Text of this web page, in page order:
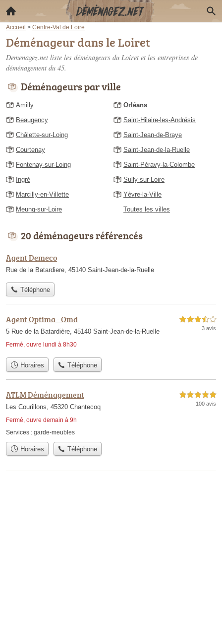
Accueil > Centre-Val de Loire
Déménageur dans le Loiret
Demenagez.net liste les déménageurs du Loiret et les entreprises de
déménagement du 45.
Déménageurs par ville
Amilly
Beaugency
Châlette-sur-Loing
Courtenay
Fontenay-sur-Loing
Ingré
Marcilly-en-Villette
Meung-sur-Loire
Orléans
Saint-Hilaire-les-Andrésis
Saint-Jean-de-Braye
Saint-Jean-de-la-Ruelle
Saint-Péravy-la-Colombe
Sully-sur-Loire
Yèvre-la-Ville
Toutes les villes
20 déménageurs référencés
Agent Demeco
Rue de la Batardiere, 45140 Saint-Jean-de-la-Ruelle
Téléphone
Agent Optima - Omd
5 Rue de la Batardière, 45140 Saint-Jean-de-la-Ruelle
Fermé, ouvre lundi à 8h30
3,5 étoiles sur 5
3 avis
Horaires Téléphone
ATLM Déménagement
Les Courillons, 45320 Chantecoq
Fermé, ouvre demain à 9h
5,0 étoiles sur 5
100 avis
Services : garde-meubles
Horaires Téléphone